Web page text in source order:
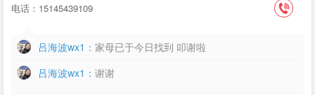
电话：15145439109
吕海波wx1： 家母已于今日找到 叩谢啦
吕海波wx1： 谢谢